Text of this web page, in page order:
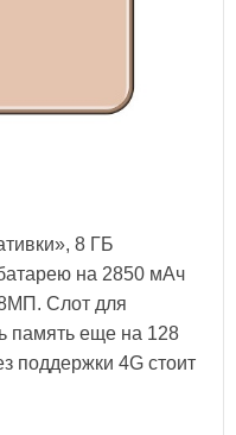
8 ГБ
на 2850 мАч
Слот для
память еще на 128
поддержки 4G стоит